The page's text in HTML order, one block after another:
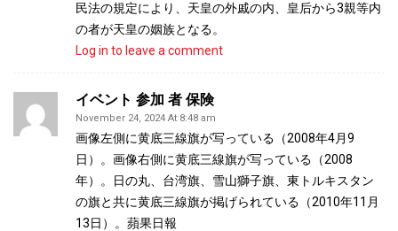
民法の規定により、天皇の外戚の内、皇后から3親等内
の者が天皇の姻族となる。
Log in to leave a comment
イベント 参加 者 保険
November 24, 2024 At 8:48 am
画像左側に黄底三線旗が写っている（2008年4月9
日）。画像右側に黄底三線旗が写っている（2008
年）。日の丸、台湾旗、雪山獅子旗、東トルキスタン
の旗と共に黄底三線旗が掲げられている（2010年11月
13日）。蘋果日報